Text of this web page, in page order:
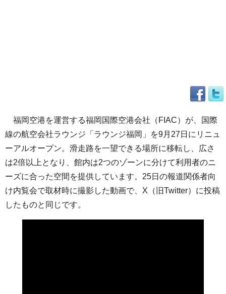
福岡空港を運営する福岡国際空港会社（FIAC）が、国際
線の航空会社ラウンジ「ラウンジ福岡」を9月27日にリニュ
ーアルオープン。滑走路を一望できる場所に移転し、広さ
は2倍以上となり、館内は2つのゾーンに分けて利用者のニ
ーズに合った空間を提供しています。25日の報道関係者向
け内覧会で取材時に撮影した動画で、X（旧Twitter）に投稿
したものと同じです。